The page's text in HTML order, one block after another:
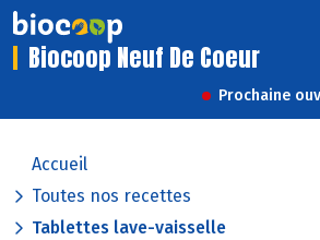
Biocoop Neuf De Coeur
Prochaine
Accueil
Toutes nos recettes
Tablettes lave-vaisselle